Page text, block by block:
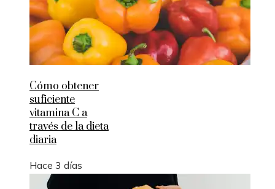
Cómo obtener
suficiente
vitamina C a
través de la dieta
diaria
Hace 3 días